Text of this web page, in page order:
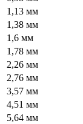
1,13 мм
1,38 мм
1,6 мм
1,78 мм
2,26 мм
2,76 мм
3,57 мм
4,51 мм
5,64 мм